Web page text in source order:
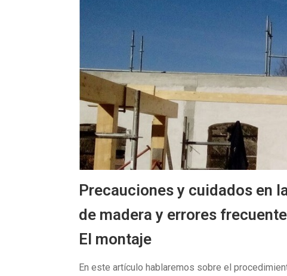
Precauciones y cuidados en
de madera y errores
El montaje
En este artículo hablaremos sobre el